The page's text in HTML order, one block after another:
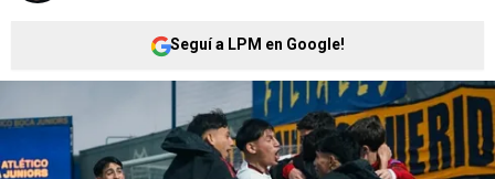
Seguí a LPM en Google!